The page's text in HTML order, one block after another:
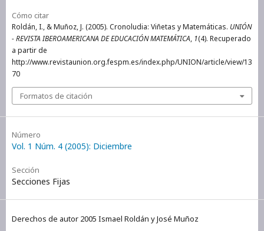
Cómo citar
Roldán, I., & Muñoz, J. (2005). Cronoludia: Viñetas y Matemáticas. UNIÓN
- REVISTA IBEROAMERICANA DE EDUCACIÓN MATEMÁTICA, 1(4). Recuperado
a partir de
http://www.revistaunion.org.fespm.es/index.php/UNION/article/view/13
70
Formatos de citación
Número
Vol. 1 Núm. 4 (2005): Diciembre
Sección
Secciones Fijas
Derechos de autor 2005 Ismael Roldán y José Muñoz